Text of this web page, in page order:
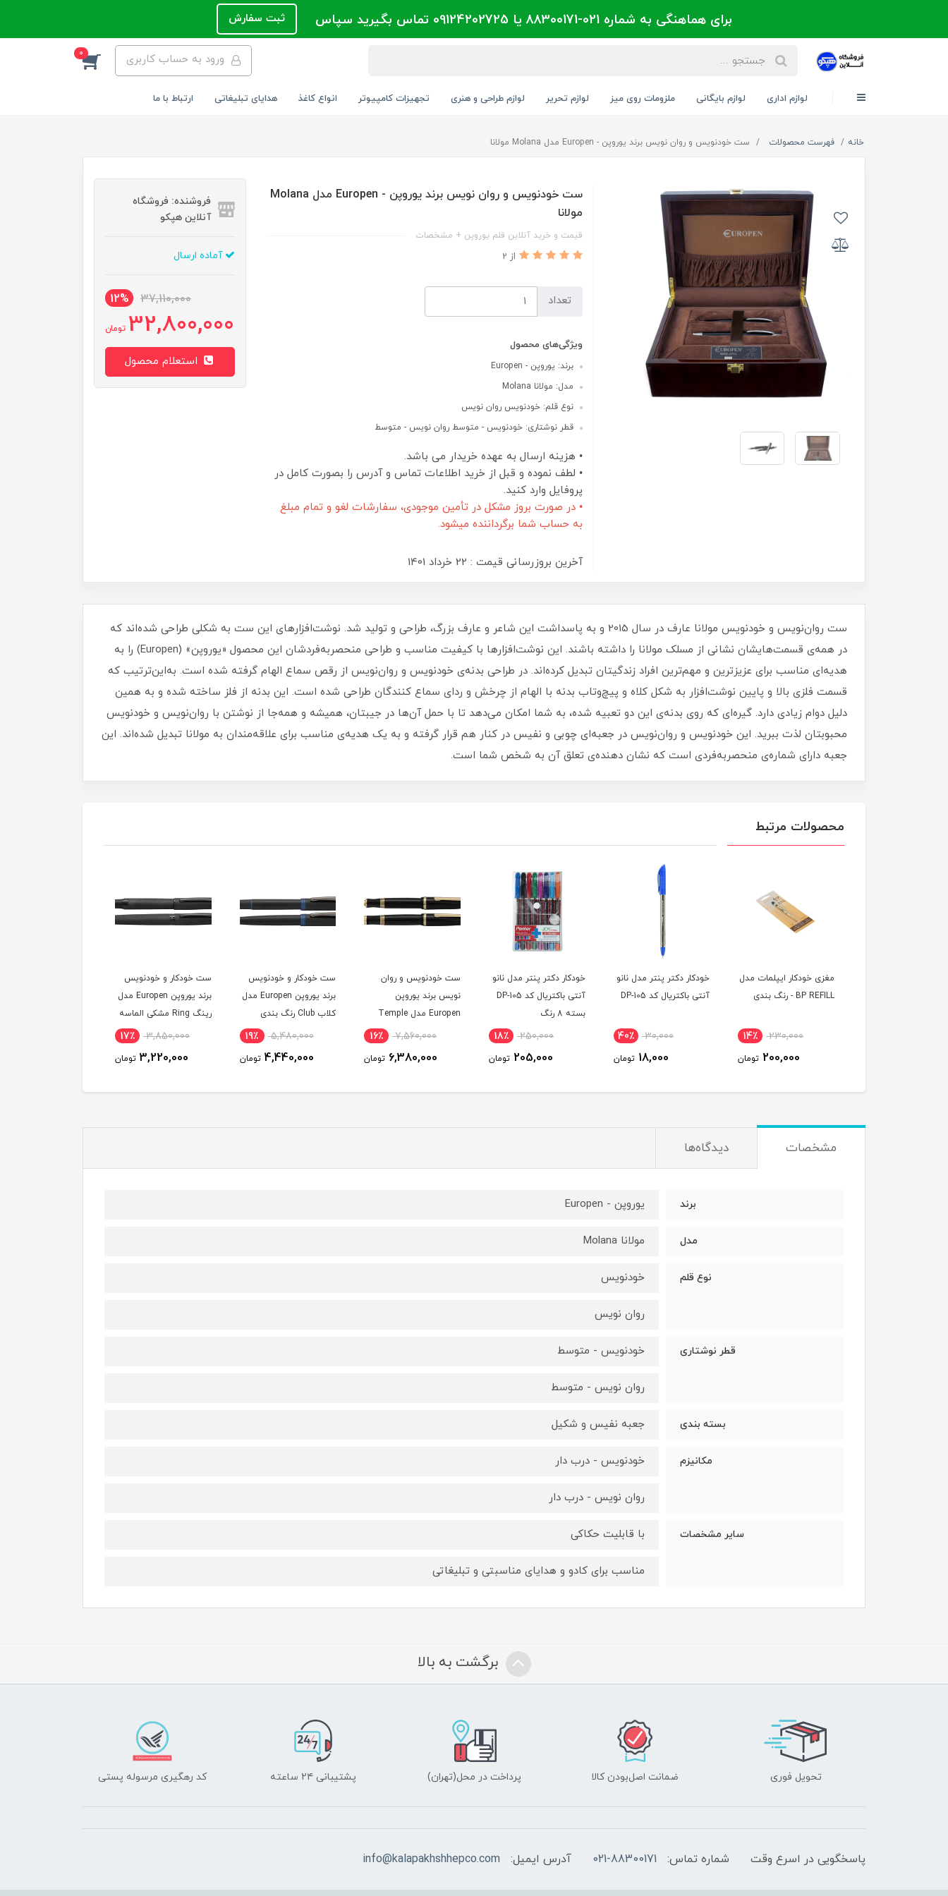
برای هماهنگی به شماره 021-88300171 یا 09124202725 تماس بگیرید سپاس ثبت سفارش
ورود به حساب کاربری 0
لوازم اداری لوازم بایگانی ملزومات روی میز لوازم تحریر لوازم طراحی و هنری تجهیزات کامپیوتر انواع کاغذ هدایای تبلیغاتی ارتباط با ما
خانه فهرست محصولات ست خودنویس و روان نویس برند یوروپن - Europen مدل Molana مولانا
ست خودنویس و روان نویس برند یوروپن - Europen مدل Molana
مولانا
قیمت و خرید آنلاین قلم یوروپن + مشخصات
از 2
تعداد
ویژگی‌های محصول
برند: یوروپن - Europen
مدل: مولانا Molana
نوع قلم: خودنویس روان نویس
قطر نوشتاری: خودنویس - متوسط روان نویس - متوسط
• هزینه ارسال به عهده خریدار می باشد.
• لطف نموده و قبل از خرید اطلاعات تماس و آدرس را بصورت کامل در
پروفایل وارد کنید.
• در صورت بروز مشکل در تأمین موجودی، سفارشات لغو و تمام مبلغ
به حساب شما برگرداننده میشود.
آخرین بروزرسانی قیمت : 22 خرداد 1401
فروشنده: فروشگاه
آنلاین هپکو
آماده ارسال
37,110,000
12%
32,800,000 تومان
ست روان‌نویس و خودنویس مولانا عارف در سال 2015 و به پاسداشت این شاعر و عارف بزرگ، طراحی و تولید شد. نوشت‌افزارهای این ست به شکلی طراحی شده‌اند که
در همه‌ی قسمت‌هایشان نشانی از مسلک مولانا را داشته باشند. این نوشت‌افزارها با کیفیت مناسب و طراحی منحصربه‌فردشان این محصول «یوروپن» (Europen) را به
هدیه‌ای مناسب برای عزیزترین‌ و مهم‌ترین افراد زندگیتان تبدیل کرده‌اند. در طراحی بدنه‌ی خودنویس و روان‌نویس از رقص سماع الهام گرفته شده است. به‌این‌ترتیب که
قسمت فلزی بالا و پایین نوشت‌افزار به شکل کلاه و پیچ‌وتاب بدنه با الهام از چرخش و ردای سماع کنندگان طراحی شده است. این بدنه از فلز ساخته شده و به همین
دلیل دوام زیادی دارد. گیره‌ای که روی بدنه‌ی این دو تعبیه شده، به شما امکان می‌دهد تا با حمل آن‌ها در جیبتان، همیشه و همه‌جا از نوشتن با روان‌نویس و خودنویس
محبوبتان لذت ببرید. این خودنویس و روان‌نویس در جعبه‌ای چوبی و نفیس در کنار هم قرار گرفته و به یک هدیه‌ی مناسب برای علاقه‌مندان به مولانا تبدیل شده‌اند. این
جعبه دارای شماره‌ی منحصربه‌فردی است که نشان دهنده‌ی تعلق آن به شخص شما است.
محصولات مرتبط
مغزی خودکار ایپلمات مدل
BP REFILL - رنگ بندی
230,000 14٪
200,000 تومان
خودکار دکتر پنتر مدل نانو
آنتی باکتریال کد DP-105
30,000 40٪
18,000 تومان
خودکار دکتر پنتر مدل نانو
آنتی باکتریال کد DP-105
بسته 8 رنگ
250,000 18٪
205,000 تومان
ست خودنویس و روان
نویس برند یوروپن
Europen مدل Temple
مشکی گیره زرد
7,560,000 16٪
6,380,000 تومان
ست خودکار و خودنویس
برند یوروپن Europen مدل
کلاب Club رنگ بندی
5,480,000 19٪
4,440,000 تومان
ست خودکار و خودنویس
برند یوروپن Europen مدل
رینگ Ring مشکی الماسه
گیره مشکی
3,850,000 17٪
3,220,000 تومان
مشخصات دیدگاه‌ها
برند یوروپن - Europen
مدل مولانا Molana
نوع قلم خودنویس
روان نویس
قطر نوشتاری خودنویس - متوسط
روان نویس - متوسط
بسته بندی جعبه نفیس و شکیل
مکانیزم خودنویس - درب دار
روان نویس - درب دار
سایر مشخصات با قابلیت حکاکی
مناسب برای کادو و هدایای مناسبتی و تبلیغاتی
برگشت به بالا
تحویل فوری ضمانت اصل‌بودن کالا پرداخت در محل(تهران) پشتیبانی ۲۴ ساعته کد رهگیری مرسوله پستی
پاسخگویی در اسرع وقت شماره تماس: 021-88300171 آدرس ایمیل: info@kalapakhshhepco.com